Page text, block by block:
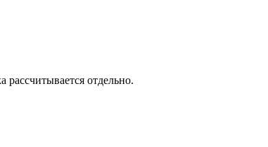
рассчитывается отдельно.